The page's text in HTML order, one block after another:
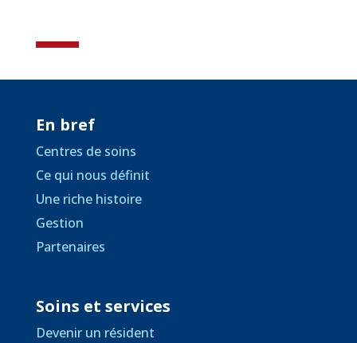
En bref
Centres de soins
Ce qui nous définit
Une riche histoire
Gestion
Partenaires
Soins et services
Devenir un résident